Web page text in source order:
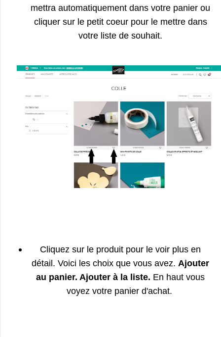
mettra automatiquement dans votre panier ou
cliquer sur le petit coeur pour le mettre dans
votre liste de souhait.
Cliquez sur le produit pour le voir plus en
détail. Voici les choix que vous avez. Ajouter
au panier. Ajouter à la liste. En haut vous
voyez votre panier d'achat.